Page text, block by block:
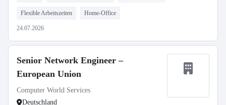
Flexible Arbeitszeiten Home-Office
24.07.2026
Senior Network Engineer –
European Union
Computer World Services
Deutschland